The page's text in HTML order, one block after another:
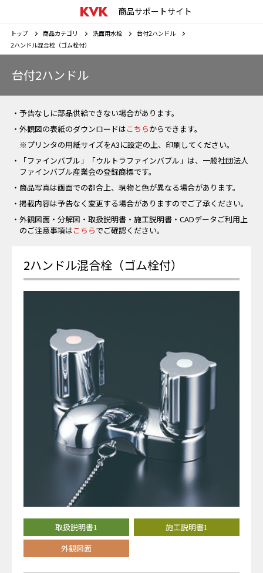
商品サポートサイト
トップ 商品カテゴリ 洗面用水栓
台付2ハンドル
2ハンドル混合栓（ゴム栓付）
台付2ハンドル
・予告なしに部品供給できない場合があります。
・外観図の表紙のダウンロードはこちらからできます。
※プリンタの用紙サイズをA3に設定の上、印刷してください。
・「ファインバブル」「ウルトラファインバブル」は、一般社団法人
ファインバブル産業会の登録商標です。
・商品写真は画面での都合上、現物と色が異なる場合があります。
・掲載内容は予告なく変更する場合がありますのでご了承ください。
・外観図面・分解図・取扱説明書・施工説明書・CADデータご利用上
のご注意事項はこちらでご確認ください。
2ハンドル混合栓（ゴム栓付）
取扱説明書1
施工説明書1
外観図面